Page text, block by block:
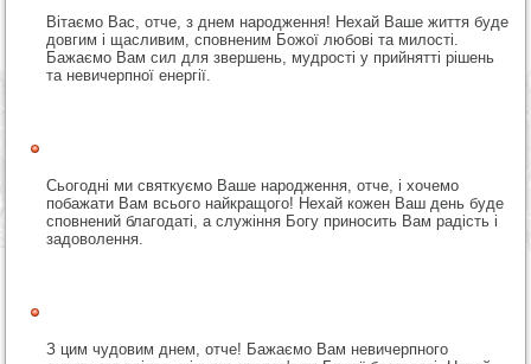
Вітаємо Вас, отче, з днем народження! Нехай Ваше життя буде
довгим і щасливим, сповненим Божої любові та милості.
Бажаємо Вам сил для звершень, мудрості у прийнятті рішень
та невичерпної енергії.
Сьогодні ми святкуємо Ваше народження, отче, і хочемо
побажати Вам всього найкращого! Нехай кожен Ваш день буде
сповнений благодаті, а служіння Богу приносить Вам радість і
задоволення.
З цим чудовим днем, отче! Бажаємо Вам невичерпного